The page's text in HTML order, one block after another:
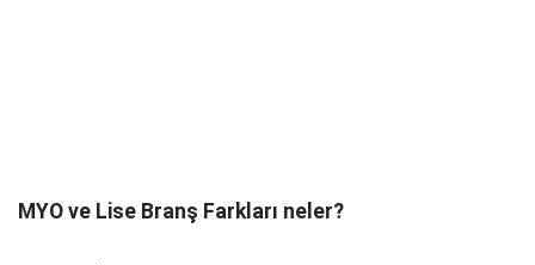
MYO ve Lise Branş Farkları neler?